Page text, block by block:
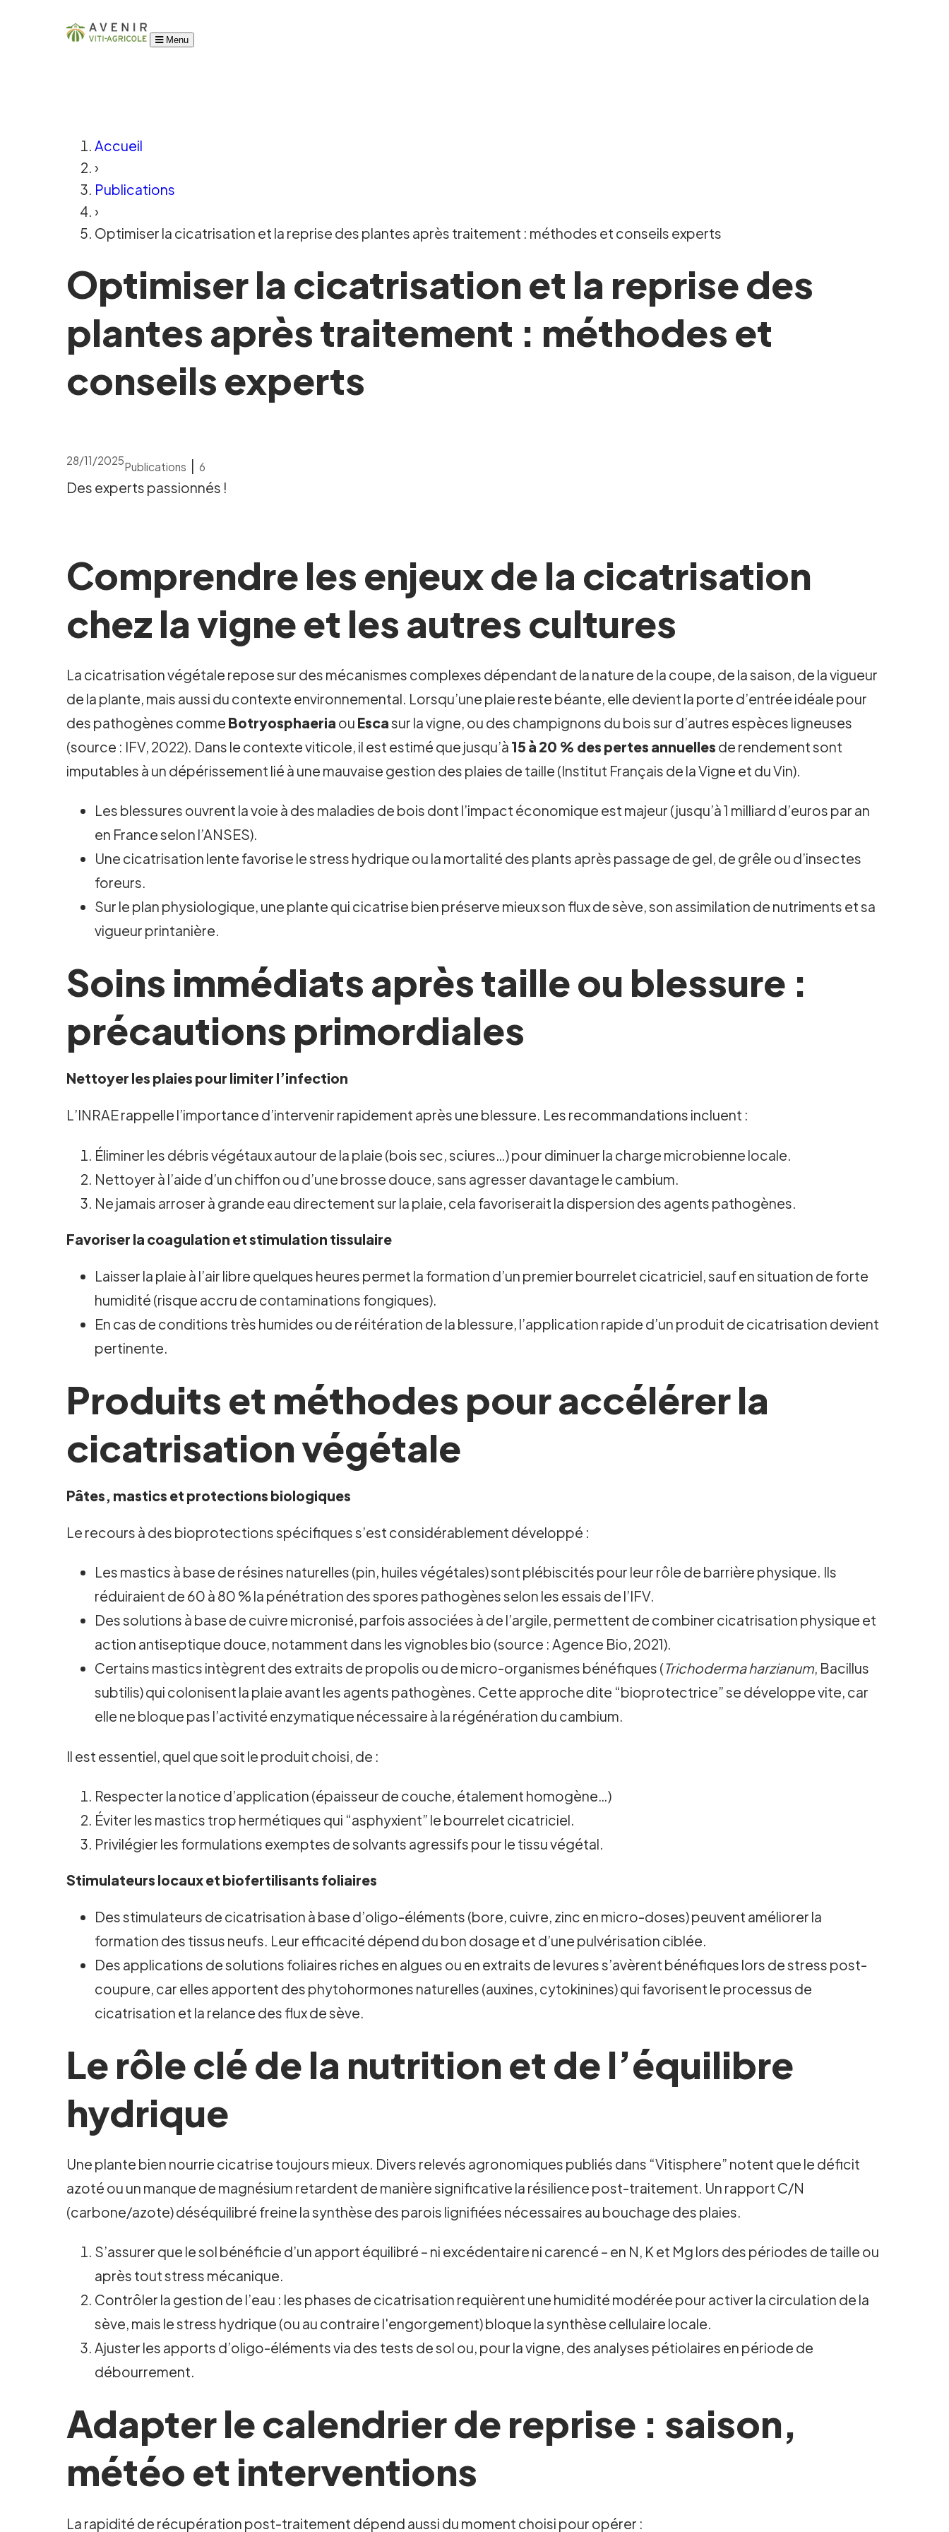
Menu
Accueil
›
Publications
›
Optimiser la cicatrisation et la reprise des plantes après traitement : méthodes et conseils experts
Optimiser la cicatrisation et la reprise des
plantes après traitement : méthodes et
conseils experts
28/11/2025Publications |6
Des experts passionnés !
Comprendre les enjeux de la cicatrisation
chez la vigne et les autres cultures
La cicatrisation végétale repose sur des mécanismes complexes dépendant de la nature de la coupe, de la saison, de la vigueur
de la plante, mais aussi du contexte environnemental. Lorsqu’une plaie reste béante, elle devient la porte d’entrée idéale pour
des pathogènes comme Botryosphaeria ou Escasur la vigne, ou des champignons du bois sur d’autres espèces ligneuses
(source : IFV, 2022). Dans le contexte viticole, il est estimé que jusqu’à 15 à 20 % des pertes annuelles de rendement sont
imputables à un dépérissement lié à une mauvaise gestion des plaies de taille (Institut Français de la Vigne et du Vin).
Les blessures ouvrent la voie à des maladies de bois dont l’impact économique est majeur (jusqu’à 1 milliard d’euros par an
en France selon l’ANSES).
Une cicatrisation lente favorise le stress hydrique ou la mortalité des plants après passage de gel, de grêle ou d’insectes
foreurs.
Sur le plan physiologique, une plante qui cicatrise bien préserve mieux son flux de sève, son assimilation de nutriments et sa
vigueur printanière.
Soins immédiats après taille ou blessure :
précautions primordiales
Nettoyer les plaies pour limiter l’infection
L’INRAE rappelle l’importance d’intervenir rapidement après une blessure. Les recommandations incluent :
Éliminer les débris végétaux autour de la plaie (bois sec, sciures…) pour diminuer la charge microbienne locale.
Nettoyer à l’aide d’un chiffon ou d’une brosse douce, sans agresser davantage le cambium.
Ne jamais arroser à grande eau directement sur la plaie, cela favoriserait la dispersion des agents pathogènes.
Favoriser la coagulation et stimulation tissulaire
Laisser la plaie à l’air libre quelques heures permet la formation d’un premier bourrelet cicatriciel, sauf en situation de forte
humidité (risque accru de contaminations fongiques).
En cas de conditions très humides ou de réitération de la blessure, l’application rapide d’un produit de cicatrisation devient
pertinente.
Produits et méthodes pour accélérer la
cicatrisation végétale
Pâtes, mastics et protections biologiques
Le recours à des bioprotections spécifiques s’est considérablement développé :
Les mastics à base de résines naturelles (pin, huiles végétales) sont plébiscités pour leur rôle de barrière physique. Ils
réduiraient de 60 à 80 % la pénétration des spores pathogènes selon les essais de l’IFV.
Des solutions à base de cuivre micronisé, parfois associées à de l’argile, permettent de combiner cicatrisation physique et
action antiseptique douce, notamment dans les vignobles bio (source : Agence Bio, 2021).
Certains mastics intègrent des extraits de propolis ou de micro-organismes bénéfiques (Trichoderma harzianum, Bacillus
subtilis) qui colonisent la plaie avant les agents pathogènes. Cette approche dite “bioprotectrice” se développe vite, car
elle ne bloque pas l’activité enzymatique nécessaire à la régénération du cambium.
Il est essentiel, quel que soit le produit choisi, de :
Respecter la notice d’application (épaisseur de couche, étalement homogène…)
Éviter les mastics trop hermétiques qui “asphyxient” le bourrelet cicatriciel.
Privilégier les formulations exemptes de solvants agressifs pour le tissu végétal.
Stimulateurs locaux et biofertilisants foliaires
Des stimulateurs de cicatrisation à base d’oligo-éléments (bore, cuivre, zinc en micro-doses) peuvent améliorer la
formation des tissus neufs. Leur efficacité dépend du bon dosage et d’une pulvérisation ciblée.
Des applications de solutions foliaires riches en algues ou en extraits de levures s’avèrent bénéfiques lors de stress post-
coupure, car elles apportent des phytohormones naturelles (auxines, cytokinines) qui favorisent le processus de
cicatrisation et la relance des flux de sève.
Le rôle clé de la nutrition et de l’équilibre
hydrique
Une plante bien nourrie cicatrise toujours mieux. Divers relevés agronomiques publiés dans “Vitisphere” notent que le déficit
azoté ou un manque de magnésium retardent de manière significative la résilience post-traitement. Un rapport C/N
(carbone/azote) déséquilibré freine la synthèse des parois lignifiées nécessaires au bouchage des plaies.
S’assurer que le sol bénéficie d’un apport équilibré – ni excédentaire ni carencé – en N, K et Mg lors des périodes de taille ou
après tout stress mécanique.
Contrôler la gestion de l’eau : les phases de cicatrisation requièrent une humidité modérée pour activer la circulation de la
sève, mais le stress hydrique (ou au contraire l'engorgement) bloque la synthèse cellulaire locale.
Ajuster les apports d’oligo-éléments via des tests de sol ou, pour la vigne, des analyses pétiolaires en période de
débourrement.
Adapter le calendrier de reprise : saison,
météo et interventions
La rapidité de récupération post-traitement dépend aussi du moment choisi pour opérer :